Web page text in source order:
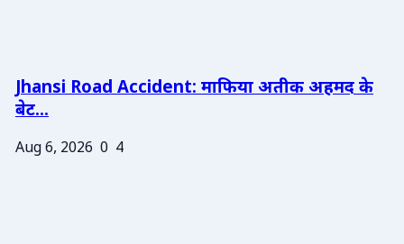
Jhansi Road Accident: माफिया अतीक अहमद के
बेट...
Aug 6, 2026 0 4